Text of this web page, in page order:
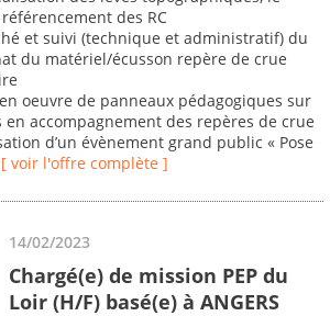
des RC
et suivi (technique et administratif) du
du matériel/écusson repère de crue
oeuvre de panneaux pédagogiques sur
en accompagnement des repères de crue
d’un évènement grand public « Pose
[ voir l'offre complète ]
14/02/2023
Chargé(e) de mission PEP du
Loir (H/F) basé(e) à ANGERS